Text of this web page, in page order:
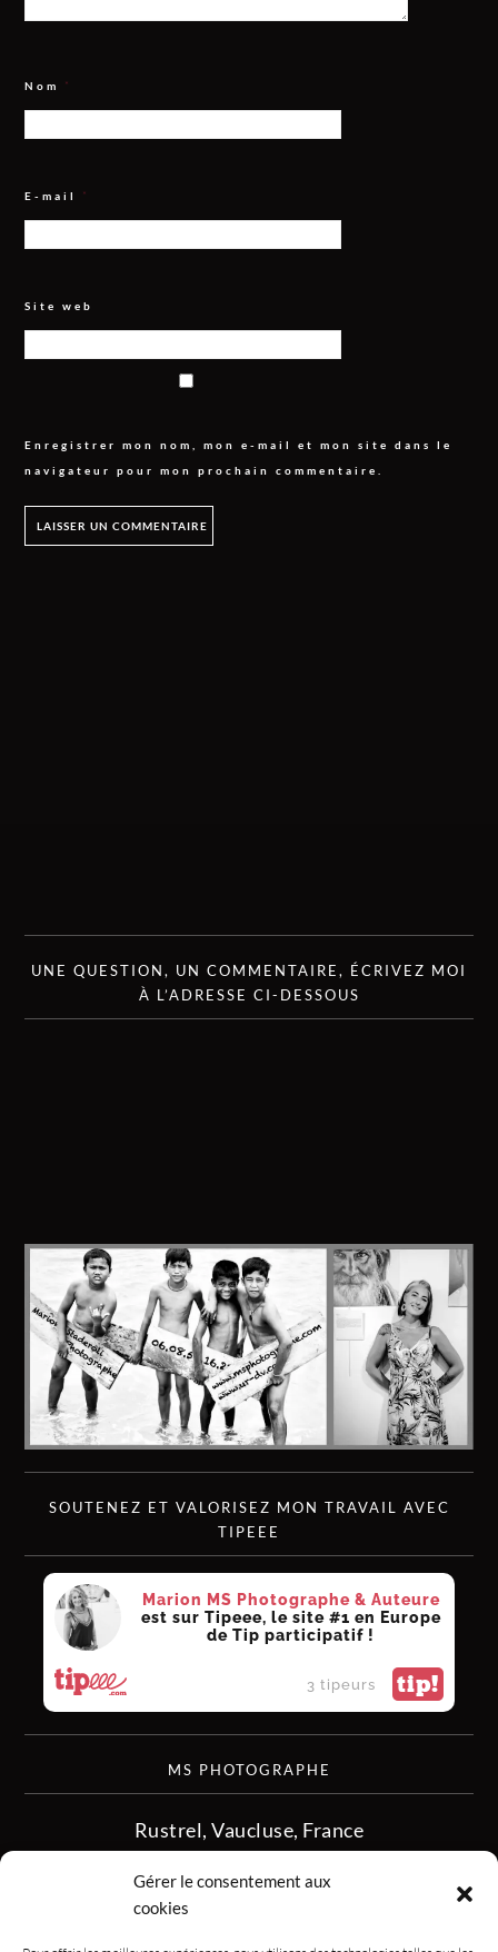
Gérer le consentement aux
cookies
Nom *
E-mail *
Site web
Enregistrer mon nom, mon e-mail et mon site dans le
navigateur pour mon prochain commentaire.
UNE QUESTION, UN COMMENTAIRE, ÉCRIVEZ MOI
À L’ADRESSE CI-DESSOUS
SOUTENEZ ET VALORISEZ MON TRAVAIL AVEC
TIPEEE
Marion MS Photographe & Auteure
est sur Tipeee, le site #1 en Europe
de Tip participatif !
3 tipeurs tip!
MS PHOTOGRAPHE
Rustrel, Vaucluse, France
siret :513 349 902
06.08.50.16.28
contact.msphotographe (at) gmail.com